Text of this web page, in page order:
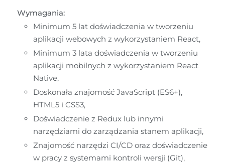
Wymagania:
Minimum 5 lat doświadczenia w tworzeniu
aplikacji webowych z wykorzystaniem React,
Minimum 3 lata doświadczenia w tworzeniu
aplikacji mobilnych z wykorzystaniem React
Native,
Doskonała znajomość JavaScript (ES6+),
HTML5 i CSS3,
Doświadczenie z Redux lub innymi
narzędziami do zarządzania stanem aplikacji,
Znajomość narzędzi CI/CD oraz doświadczenie
w pracy z systemami kontroli wersji (Git),